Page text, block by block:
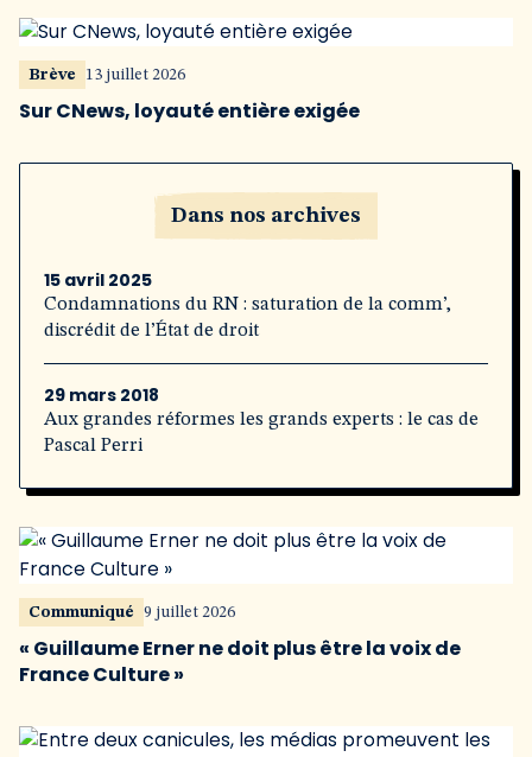
Brève 13 juillet 2026
Sur CNews, loyauté entière exigée
Dans nos archives
15 avril 2025
Condamnations du RN : saturation de la comm’,
discrédit de l’État de droit
29 mars 2018
Aux grandes réformes les grands experts : le cas de
Pascal Perri
Communiqué 9 juillet 2026
« Guillaume Erner ne doit plus être la voix de
France Culture »